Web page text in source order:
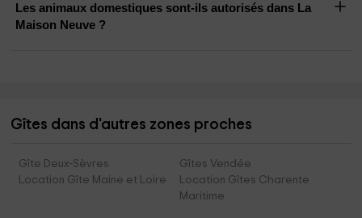
Les animaux domestiques sont-ils autorisés dans La
Maison Neuve ?
Gîtes dans d'autres zones proches
Gîte Deux-Sèvres
Gîtes Vendée
Location Gîte Maine et Loire
Location Gîtes Charente
Maritime